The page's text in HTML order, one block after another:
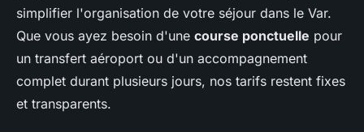
simplifier l'organisation de votre séjour dans le Var.
Que vous ayez besoin d'une course ponctuelle pour
un transfert aéroport ou d'un accompagnement
complet durant plusieurs jours, nos tarifs restent fixes
et transparents.